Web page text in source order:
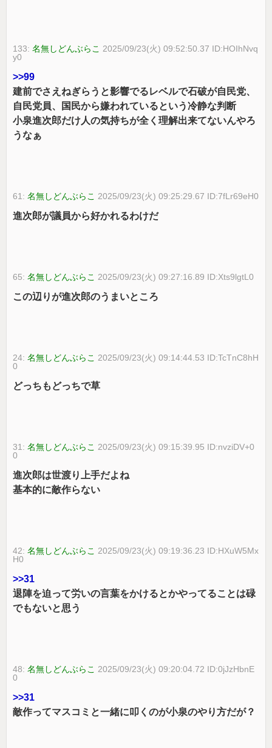
133:名無しどんぶらこ 2025/09/23(火) 09:52:50.37 ID:HOIhNvq
y0
>>99
建前でさえねぎらうと影響でるレベルで石破が自民党、
自民党員、国民から嫌われているという冷静な判断
小泉進次郎だけ人の気持ちが全く理解出来てないんやろ
うなぁ
61:名無しどんぶらこ 2025/09/23(火) 09:25:29.67 ID:7fLr69eH0
進次郎が議員から好かれるわけだ
65:名無しどんぶらこ 2025/09/23(火) 09:27:16.89 ID:Xts9lgtL0
この辺りが進次郎のうまいところ
24:名無しどんぶらこ 2025/09/23(火) 09:14:44.53 ID:TcTnC8hH
0
どっちもどっちで草
31:名無しどんぶらこ 2025/09/23(火) 09:15:39.95 ID:nvziDV+0
0
進次郎は世渡り上手だよね
基本的に敵作らない
42:名無しどんぶらこ 2025/09/23(火) 09:19:36.23 ID:HXuW5Mx
H0
>>31
退陣を迫って労いの言葉をかけるとかやってることは碌
でもないと思う
48:名無しどんぶらこ 2025/09/23(火) 09:20:04.72 ID:0jJzHbnE
0
>>31
敵作ってマスコミと一緒に叩くのが小泉のやり方だが？